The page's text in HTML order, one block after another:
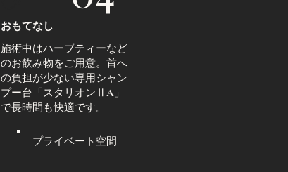
おもてなし
施術中はハーブティーなど
のお飲み物をご用意。首へ
の負担が少ない専用シャン
プー台「スタリオンⅡA」
で長時間も快適です。
プライベート空間